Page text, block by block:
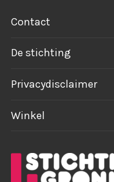
Contact
De stichting
Privacydisclaimer
Winkel